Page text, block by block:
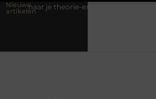
Nieuwe
artikelen Fysiotherapie Hilversum: